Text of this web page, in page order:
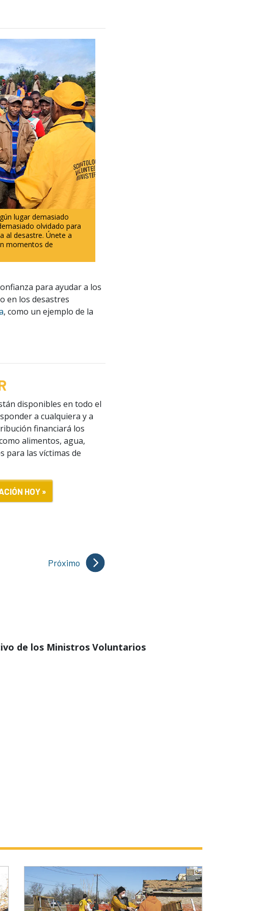
lugar demasiado
olvidado para
al desastre. Únete a
momentos de
para ayudar a los
en los desastres
, como un ejemplo de la
disponibles en todo el
a cualquiera y a
financiará los
alimentos, agua,
para las víctimas de
HOY »
Próximo
de los Ministros Voluntarios